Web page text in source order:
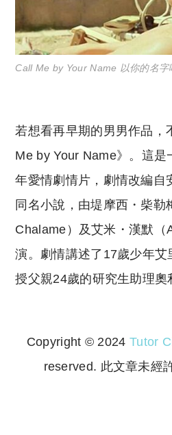
Call Me by Your Name 以你的名字
若想看再早期的男男作品，
Me by Your Name》。這是
年愛情劇情片，劇情改編自
同名小說，由堤摩西・柴勒
Chalame）及艾米・漢默（
演。劇情講述了17歲少年艾
授父親24歲的研究生助理奧
Copyright © 2024 Tutor
reserved. 此文章未經